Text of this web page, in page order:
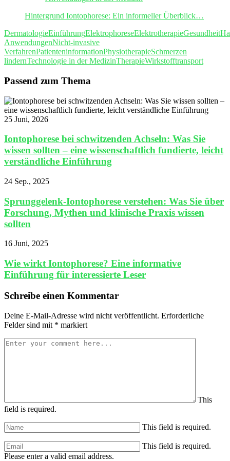
Hintergrund Iontophorese: Ein informeller Überblick…
DermatologieEinführungElektrophoreseElektrotherapieGesundheit
AnwendungenNicht-invasive
VerfahrenPatienteninformationPhysiotherapieSchmerzen
lindernTechnologie in der MedizinTherapieWirkstofftransport
Passend zum Thema
25 Juni, 2026
Iontophorese bei schwitzenden Achseln: Was Sie
wissen sollten – eine wissenschaftlich fundierte, leicht
verständliche Einführung
24 Sep., 2025
Sprunggelenk-Iontophorese verstehen: Was Sie über
Forschung, Mythen und klinische Praxis wissen
sollten
16 Juni, 2025
Wie wirkt Iontophorese? Eine informative
Einführung für interessierte Leser
Schreibe einen Kommentar
Deine E-Mail-Adresse wird nicht veröffentlicht. Erforderliche
Felder sind mit * markiert
This
field is required.
This field is required.
This field is required.
Please enter a valid email address.